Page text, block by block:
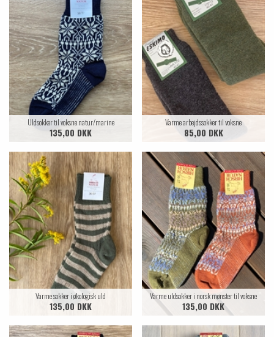
Uldsokker til voksne natur/marine
135,00 DKK
Varme arbejdssokker til voksne
85,00 DKK
Varme sokker i økologisk uld
135,00 DKK
Varme uldsokker i norsk mønster til voksne
135,00 DKK